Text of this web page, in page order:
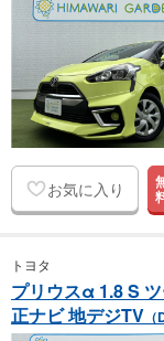
お気に入り
トヨタ
プリウスα 1.8 S
正ナビ 地デジTV